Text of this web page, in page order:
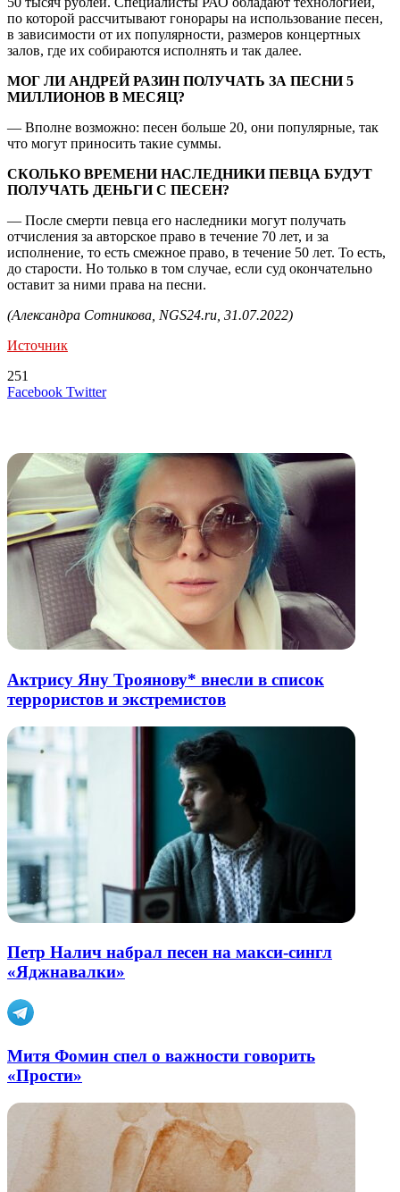
по которой рассчитывают гонорары на использование песен,
в зависимости от их популярности, размеров концертных
залов, где их собираются исполнять и так далее.
МОГ ЛИ АНДРЕЙ РАЗИН ПОЛУЧАТЬ ЗА ПЕСНИ 5
МИЛЛИОНОВ В МЕСЯЦ?
— Вполне возможно: песен больше 20, они популярные, так
что могут приносить такие суммы.
СКОЛЬКО ВРЕМЕНИ НАСЛЕДНИКИ ПЕВЦА БУДУТ
ПОЛУЧАТЬ ДЕНЬГИ С ПЕСЕН?
— После смерти певца его наследники могут получать
отчисления за авторское право в течение 70 лет, и за
исполнение, то есть смежное право, в течение 50 лет. То есть,
до старости. Но только в том случае, если суд окончательно
оставит за ними права на песни.
(Александра Сотникова, NGS24.ru, 31.07.2022)
Источник
251
Facebook TwitterLinkedIn
Tumblr
Reddit
Вконтакте
Одноклассники
Skype
Messenger
Messenger
WhatsApp
Telegram
Viber
Line
Поделиться
Печатать
Актрису Яну Троянову* внесли в список
террористов и экстремистов
Петр Налич набрал песен на макси-сингл
«Яджнавалки»
Митя Фомин спел о важности говорить
«Прости»